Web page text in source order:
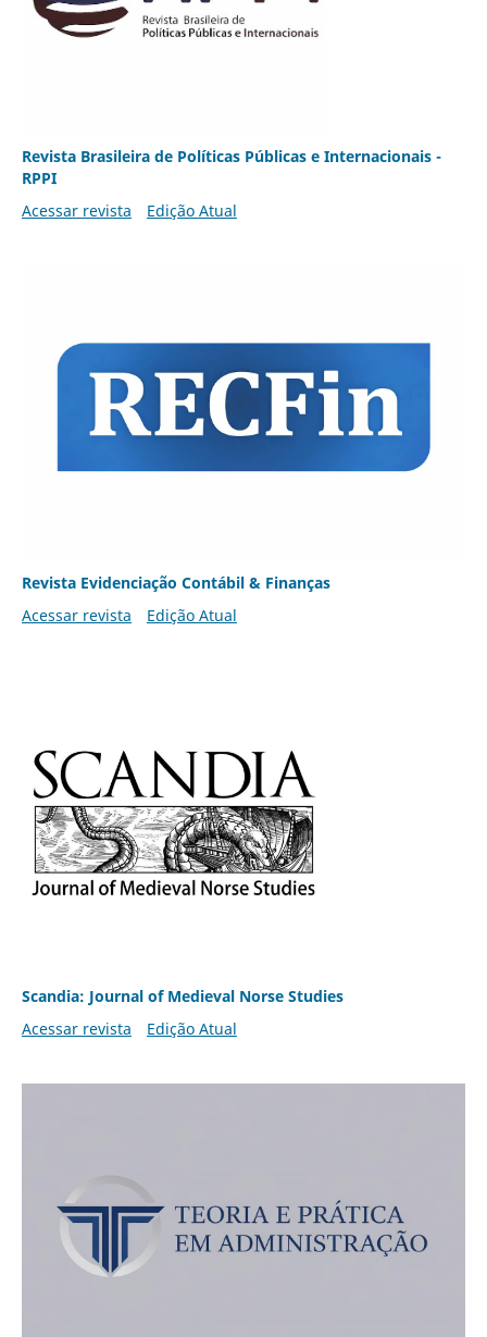
Revista Brasileira de Políticas Públicas e Internacionais -
RPPI
Acessar revista
Edição Atual
Revista Evidenciação Contábil & Finanças
Acessar revista
Edição Atual
Scandia: Journal of Medieval Norse Studies
Acessar revista
Edição Atual